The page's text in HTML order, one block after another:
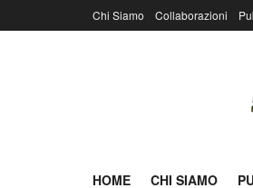
Chi Siamo Collaborazioni
HOME CHI SIAMO